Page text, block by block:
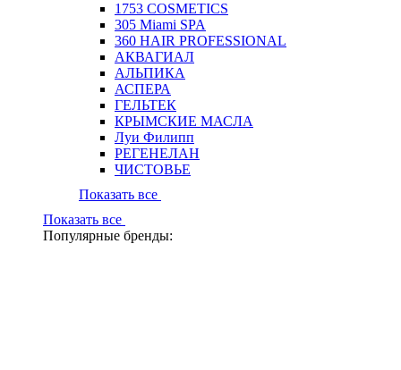
1753 COSMETICS
305 Miami SPA
360 HAIR PROFESSIONAL
АКВАГИАЛ
АЛЬПИКА
АСПЕРА
ГЕЛЬТЕК
КРЫМСКИЕ МАСЛА
Луи Филипп
РЕГЕНЕЛАН
ЧИСТОВЬЕ
Показать все
Показать все
Популярные бренды: